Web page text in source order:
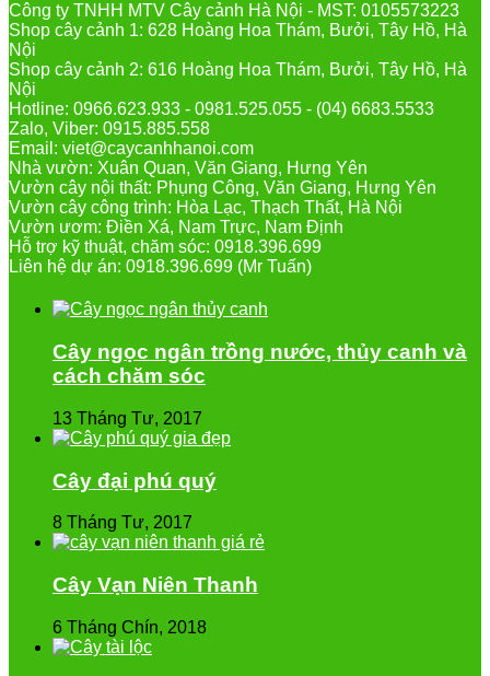
Công ty TNHH MTV Cây cảnh Hà Nội - MST: 0105573223
Shop cây cảnh 1: 628 Hoàng Hoa Thám, Bưởi, Tây Hồ, Hà
Nội
Shop cây cảnh 2: 616 Hoàng Hoa Thám, Bưởi, Tây Hồ, Hà
Nội
Hotline: 0966.623.933 - 0981.525.055 - (04) 6683.5533
Zalo, Viber: 0915.885.558
Email: viet@caycanhhanoi.com
Nhà vườn: Xuân Quan, Văn Giang, Hưng Yên
Vườn cây nội thất: Phụng Công, Văn Giang, Hưng Yên
Vườn cây công trình: Hòa Lạc, Thạch Thất, Hà Nội
Vườn ươm: Điền Xá, Nam Trực, Nam Định
Hỗ trợ kỹ thuật, chăm sóc: 0918.396.699
Liên hệ dự án: 0918.396.699 (Mr Tuấn)
Cây ngọc ngân trồng nước, thủy canh và
cách chăm sóc
13 Tháng Tư, 2017
Cây đại phú quý
8 Tháng Tư, 2017
Cây Vạn Niên Thanh
6 Tháng Chín, 2018